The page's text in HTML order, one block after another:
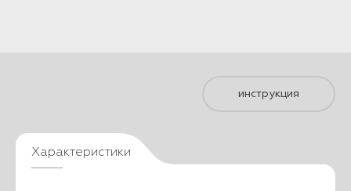
инструкция
Характеристики